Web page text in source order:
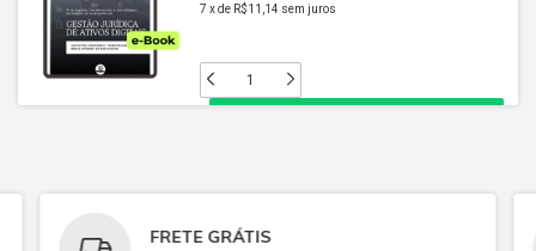
7 xde R$11,14 sem juros
FRETE GRÁTIS